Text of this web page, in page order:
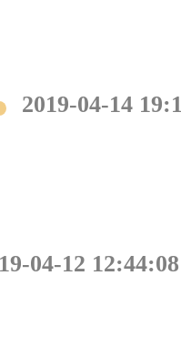
2019-04-14
04-12 12:44:08